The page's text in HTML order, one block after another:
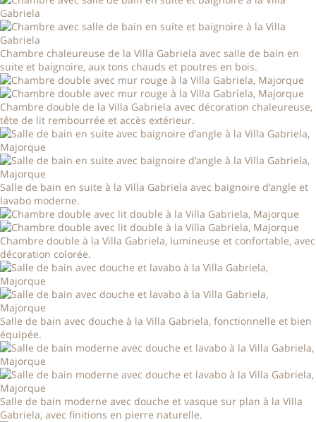
Chambre chaleureuse de la Villa Gabriela avec salle de bain en
suite et baignoire, aux tons chauds et poutres en bois.
Chambre double de la Villa Gabriela avec décoration chaleureuse,
tête de lit rembourrée et accès extérieur.
Salle de bain en suite à la Villa Gabriela avec baignoire d’angle et
lavabo moderne.
Chambre double à la Villa Gabriela, lumineuse et confortable, avec
décoration colorée.
Salle de bain avec douche à la Villa Gabriela, fonctionnelle et bien
équipée.
Salle de bain moderne avec douche et vasque sur plan à la Villa
Gabriela, avec finitions en pierre naturelle.